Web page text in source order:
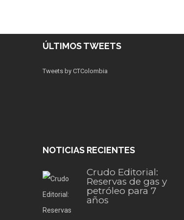
ÚLTIMOS TWEETS
Tweets by CTColombia
NOTICIAS RECIENTES
Crudo Editorial:
Reservas de gas y
petróleo para 7
años